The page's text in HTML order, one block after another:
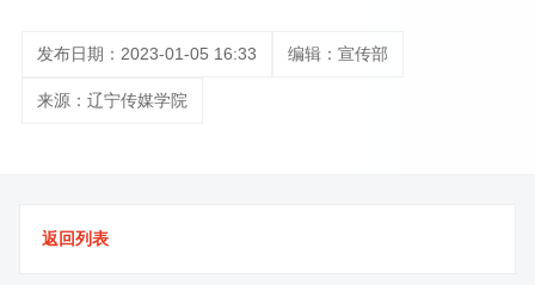
发布日期：2023-01-05 16:33 编辑：宣传部
来源：辽宁传媒学院
返回列表